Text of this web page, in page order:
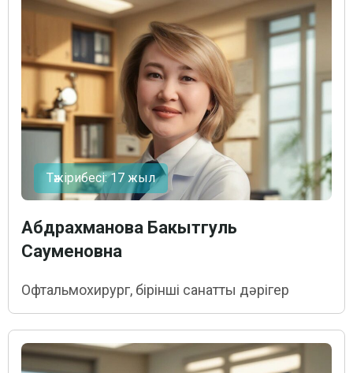
Тәжірибесі: 17 жыл
Абдрахманова Бакытгуль
Сауменовна
Офтальмохирург, бірінші санатты дәрігер